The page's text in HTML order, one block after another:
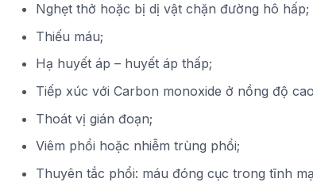
Nghẹt thở hoặc bị dị vật chặn đường hô hấp;
Thiếu máu;
Hạ huyết áp – huyết áp thấp;
Tiếp xúc với Carbon monoxide ở nồng độ
Thoát vị gián đoạn;
Viêm phổi hoặc nhiễm trùng phổi;
Thuyên tắc phổi: máu đóng cục trong tĩnh